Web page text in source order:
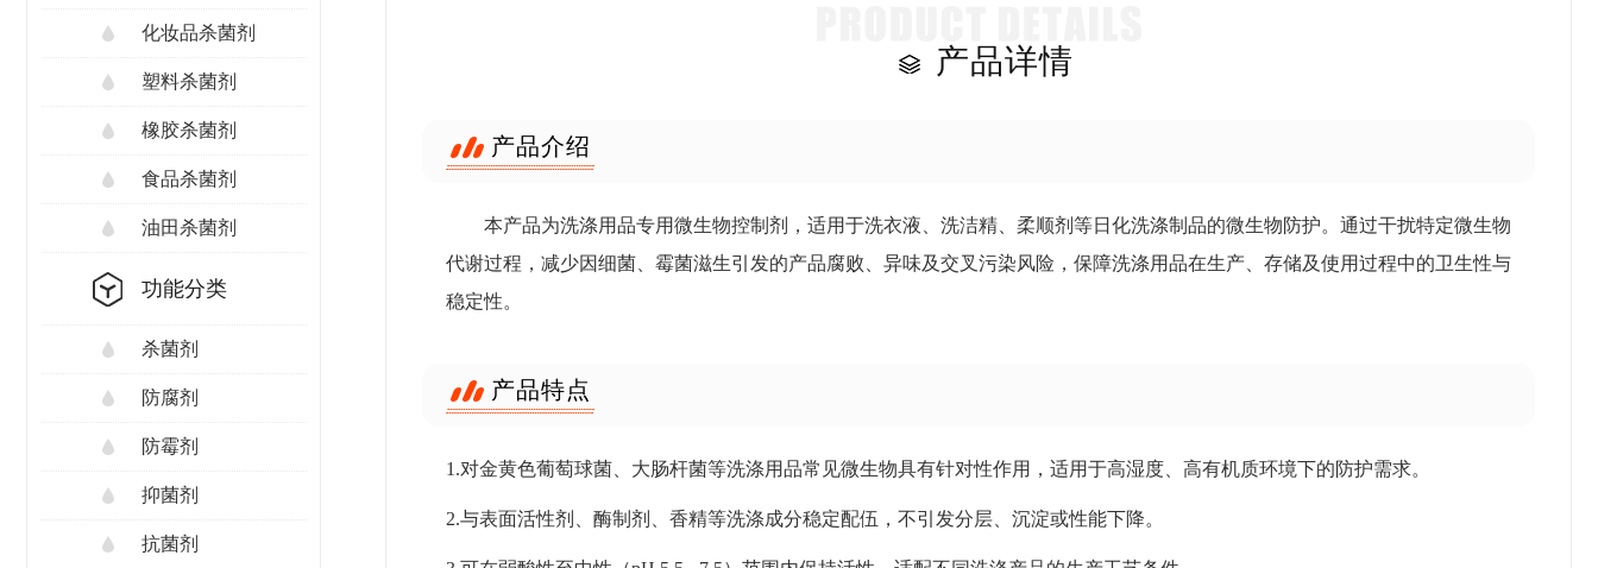
化妆品杀菌剂
塑料杀菌剂
橡胶杀菌剂
食品杀菌剂
油田杀菌剂
功能分类
杀菌剂
防腐剂
防霉剂
抑菌剂
抗菌剂
产品详情
产品介绍
本产品为洗涤用品专用微生物控制剂，适用于洗衣液、洗洁精、柔顺剂等日化洗涤制品的微生物防护。通过干扰特定微生物
代谢过程，减少因细菌、霉菌滋生引发的产品腐败、异味及交叉污染风险，保障洗涤用品在生产、存储及使用过程中的卫生性与
稳定性。
产品特点
1.对金黄色葡萄球菌、大肠杆菌等洗涤用品常见微生物具有针对性作用，适用于高湿度、高有机质环境下的防护需求。
2.与表面活性剂、酶制剂、香精等洗涤成分稳定配伍，不引发分层、沉淀或性能下降。